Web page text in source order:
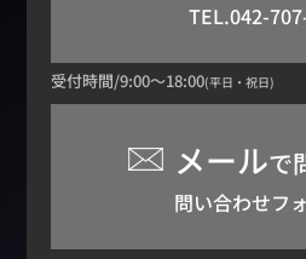
TEL.042-
受付時間/9:00～18:00(平日・祝日)
メールで
問い合わせフ